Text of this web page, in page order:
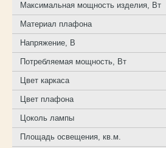
Максимальная мощность изделия, Вт
Материал плафона
Напряжение, В
Потребляемая мощность, Вт
Цвет каркаса
Цвет плафона
Цоколь лампы
Площадь освещения, кв.м.